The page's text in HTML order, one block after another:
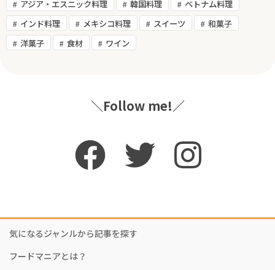
アジア・エスニック料理
韓国料理
ベトナム料理
インド料理
メキシコ料理 スイーツ
和菓子
洋菓子
食材 ワイン
＼Follow me!／
気になるジャンルから記事を探す
フードマニアとは？